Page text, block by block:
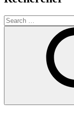
Search
for: